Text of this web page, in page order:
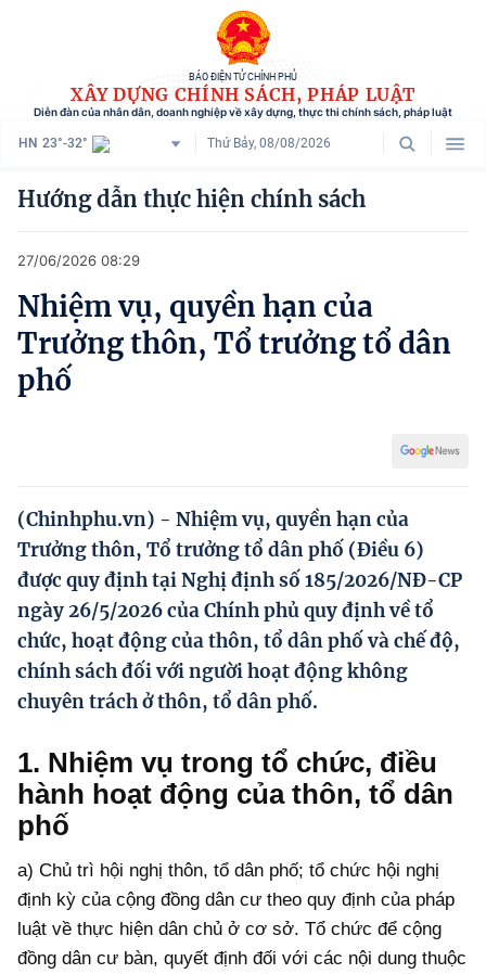
BÁO ĐIỆN TỬ CHÍNH PHỦ
XÂY DỰNG CHÍNH SÁCH, PHÁP LUẬT
Diễn đàn của nhân dân, doanh nghiệp về xây dựng, thực thi chính sách, pháp luật
HN 23°-32° Thứ Bảy, 08/08/2026
Danh mục
Tham vấn chính sách
Người dân góp ý
Phát triển kinh tế tư nhân và doanh nghiệp dân tộc
Ocop và chuỗi giá trị Nông sản
Kinh tế tư nhân
Doanh nghiệp dân tộc
Video
Photo
Hướng dẫn thực hiện chính sách
27/06/2026 08:29
Nhiệm vụ, quyền hạn của
Trưởng thôn, Tổ trưởng tổ dân
phố
(Chinhphu.vn) - Nhiệm vụ, quyền hạn của
Trưởng thôn, Tổ trưởng tổ dân phố (Điều 6)
được quy định tại Nghị định số 185/2026/NĐ-CP
ngày 26/5/2026 của Chính phủ quy định về tổ
chức, hoạt động của thôn, tổ dân phố và chế độ,
chính sách đối với người hoạt động không
chuyên trách ở thôn, tổ dân phố.
1. Nhiệm vụ trong tổ chức, điều
hành hoạt động của thôn, tổ dân
phố
a) Chủ trì hội nghị thôn, tổ dân phố; tổ chức hội nghị
định kỳ của cộng đồng dân cư theo quy định của pháp
luật về thực hiện dân chủ ở cơ sở. Tổ chức để cộng
đồng dân cư bàn, quyết định đối với các nội dung thuộc